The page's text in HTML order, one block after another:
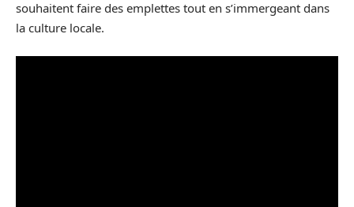
souhaitent faire des emplettes tout en s’immergeant dans
la culture locale.